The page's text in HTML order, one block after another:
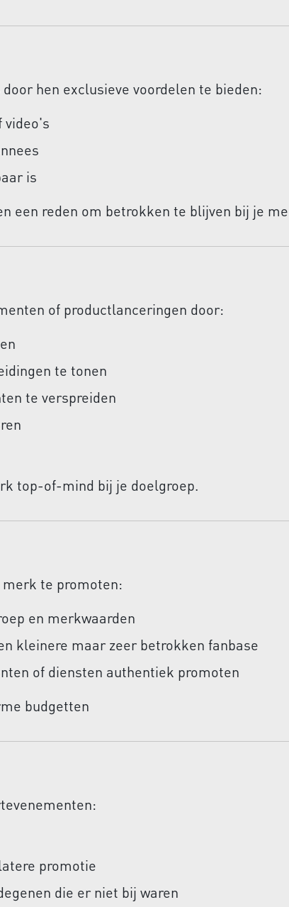
hen exclusieve voordelen te bieden:
video's
is
een reden om betrokken te blijven bij je
of productlanceringen door:
te tonen
te verspreiden
top-of-mind bij je doelgroep.
te promoten:
en merkwaarden
kleinere maar zeer betrokken fanbase
of diensten authentiek promoten
budgetten
promotie
die er niet bij waren